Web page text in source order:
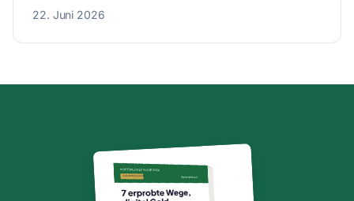
weiter zu arbeiten, ohne den…
22. Juni 2026